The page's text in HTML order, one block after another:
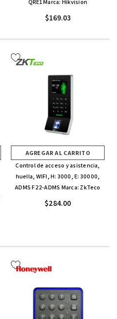
QRE1 Marca: Hikvision
$169.03
AGREGAR AL CARRITO
Control de acceso y asistencia,
huella, WIFI, H: 3000, E: 30000,
ADMS F22-ADMS Marca: ZkTeco
$284.00